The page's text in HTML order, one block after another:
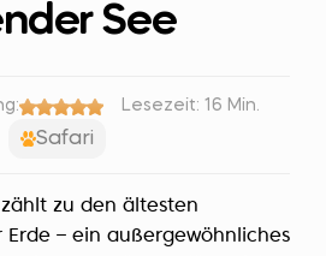
See
Lesezeit: 16 Min.
Safari
zu den ältesten
Erde – ein außergewöhnliches